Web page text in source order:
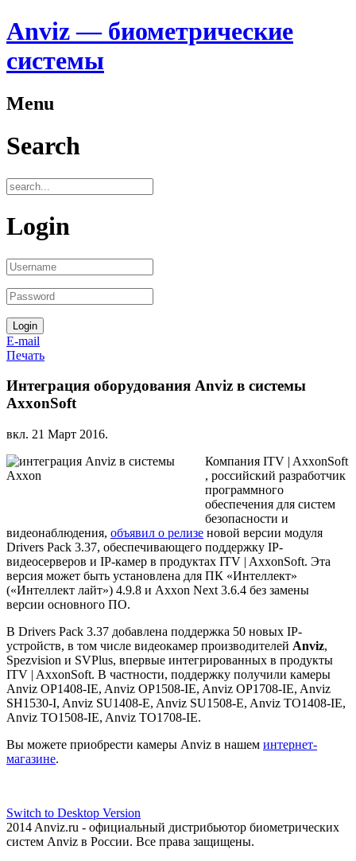
Anviz — биометрические
системы
Menu
Search
Login
E-mail
Печать
Интеграция оборудования Anviz в системы
AxxonSoft
вкл. 21 Март 2016.
Компания ITV | AxxonSoft
, российский разработчик
программного
обеспечения для систем
безопасности и
видеонаблюдения, объявил о релизе новой версии модуля
Drivers Pack 3.37, обеспечивающего поддержку IP-
видеосерверов и IP-камер в продуктах ITV | AxxonSoft. Эта
версия может быть установлена для ПК «Интеллект»
(«Интеллект лайт») 4.9.8 и Axxon Next 3.6.4 без замены
версии основного ПО.
В Drivers Pack 3.37 добавлена поддержка 50 новых IP-
устройств, в том числе видеокамер производителей Anviz,
Spezvision и SVPlus, впервые интегрированных в продукты
ITV | AxxonSoft. В частности, поддержку получили камеры
Anviz OP1408-IE, Anviz OP1508-IE, Anviz OP1708-IE, Anviz
SH1530-I, Anviz SU1408-E, Anviz SU1508-E, Anviz TO1408-IE,
Anviz TO1508-IE, Anviz TO1708-IE.
Вы можете приобрести камеры Anviz в нашем интернет-
магазине.
Switch to Desktop Version
2014 Anviz.ru - официальный дистрибьютор биометрических
систем Anviz в России. Все права защищены.